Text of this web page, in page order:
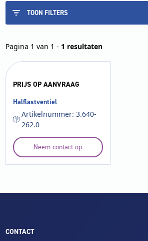
TOON FILTERS
Pagina 1 van 1 - 1 resultaten
PRIJS OP AANVRAAG
Halflastventiel
Artikelnummer: 3.640-
262.0
Neem contact op
CONTACT